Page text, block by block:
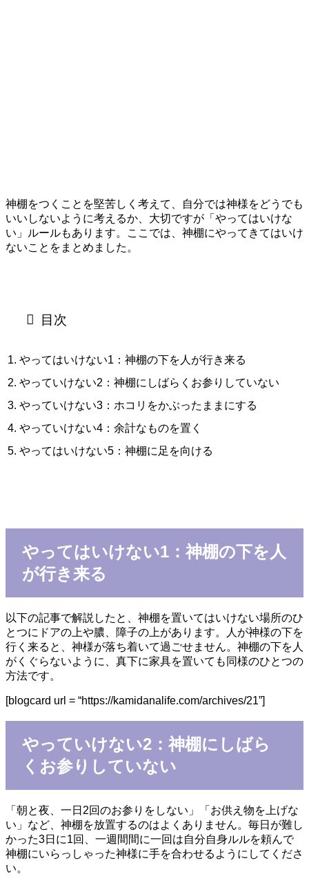
神棚をつくことを堅苦しく考えて、自分では神様をどうでも
いいしないように考えるか、大切ですが「やってはいけな
い」ルールもあります。ここでは、神棚にやってきてはいけ
ないことをまとめました。
目次
やってはいけない1：神棚の下を人が行き来る
やっていけない2：神棚にしばらくお参りしていない
やっていけない3：ホコリをかぶったままにする
やっていけない4：余計なものを置く
やってはいけない5：神棚に足を向ける
やってはいけない1：神棚の下を人
が行き来る
以下の記事で解説したと、神棚を置いてはいけない場所のひ
とつにドアの上や膿、障子の上があります。人が神様の下を
行く来ると、神様が落ち着いて過ごせません。神棚の下を人
がくぐらないように、真下に家具を置いても同様のひとつの
方法です。
[blogcard url = “https://kamidanalife.com/archives/21”]
やっていけない2：神棚にしばら
くお参りしていない
「朝と夜、一日2回のお参りをしない」「お供え物を上げな
い」など、神棚を放置するのはよくありません。毎日が難し
かった3日に1回、一週間間に一回は自分自身ルルを頼んで
神棚にいらっしゃった神様に手を合わせるようにしてくださ
い。